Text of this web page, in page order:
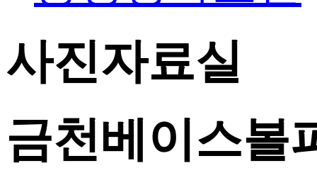
사진자료실
금천베이스볼